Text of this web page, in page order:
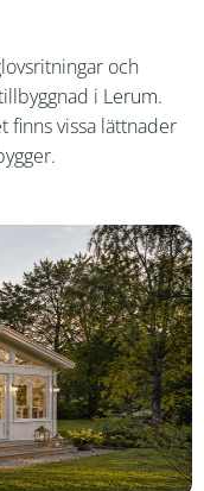
och
i Lerum.
finns vissa lättnader